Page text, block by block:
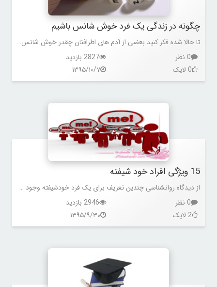
چگونه در زندگی یک فرد خوش شانس باشیم
تا حالا شده فکر کنید بعضی از آدم های اطرافتان چقدر خوش شانس هستند؟ آدم هایی که از همه نظر خوش شانسند، هم از نظر شغلی، هم روابط و حتی در مورد اتفاقات کوچک و روزمره زندگی.
0 نظر
2827 بازدید
0 لایک
۱۳۹۵/۱۰/۷
15 ویژگی افراد خود شیفته
از دیدگاه روانشناسی چندین تعریف برای یک فرد خودشیفته وجود دارد. افرادی خودخواه و خود محور که به طرز اغراق آمیزی خودشان را مهم فرض می کنند، توهم این را دارند که موفقیت ها و استعدادهای زیادی دارند.
0 نظر
2946 بازدید
2 لایک
۱۳۹۵/۹/۳۰